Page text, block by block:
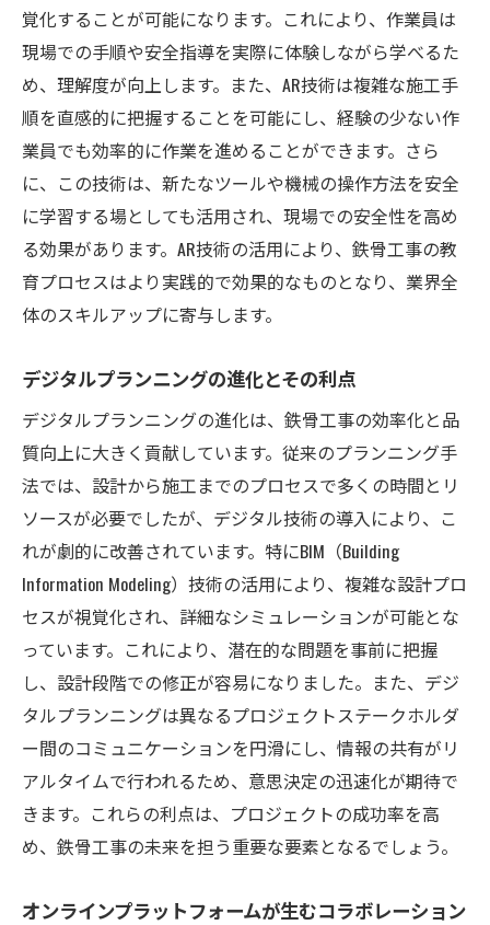
覚化することが可能になります。これにより、作業員は
現場での手順や安全指導を実際に体験しながら学べるた
め、理解度が向上します。また、AR技術は複雑な施工手
順を直感的に把握することを可能にし、経験の少ない作
業員でも効率的に作業を進めることができます。さら
に、この技術は、新たなツールや機械の操作方法を安全
に学習する場としても活用され、現場での安全性を高め
る効果があります。AR技術の活用により、鉄骨工事の教
育プロセスはより実践的で効果的なものとなり、業界全
体のスキルアップに寄与します。
デジタルプランニングの進化とその利点
デジタルプランニングの進化は、鉄骨工事の効率化と品
質向上に大きく貢献しています。従来のプランニング手
法では、設計から施工までのプロセスで多くの時間とリ
ソースが必要でしたが、デジタル技術の導入により、こ
れが劇的に改善されています。特にBIM（Building
Information Modeling）技術の活用により、複雑な設計プロ
セスが視覚化され、詳細なシミュレーションが可能とな
っています。これにより、潜在的な問題を事前に把握
し、設計段階での修正が容易になりました。また、デジ
タルプランニングは異なるプロジェクトステークホルダ
ー間のコミュニケーションを円滑にし、情報の共有がリ
アルタイムで行われるため、意思決定の迅速化が期待で
きます。これらの利点は、プロジェクトの成功率を高
め、鉄骨工事の未来を担う重要な要素となるでしょう。
オンラインプラットフォームが生むコラボレーション